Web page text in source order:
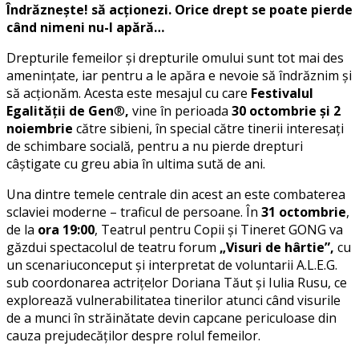
Îndrăznește! să acționezi. Orice drept se poate pierde
când nimeni nu-l apără…
Drepturile femeilor și drepturile omului sunt tot mai des
amenințate, iar pentru a le apăra e nevoie să îndrăznim și
să acționăm. Acesta este mesajul cu care Festivalul
Egalității de Gen®, vine în perioada 30 octombrie și 2
noiembrie către sibieni, în special către tinerii interesați
de schimbare socială, pentru a nu pierde drepturi
câștigate cu greu abia în ultima sută de ani.
Una dintre temele centrale din acest an este combaterea
sclaviei moderne – traficul de persoane. În 31 octombrie,
de la ora 19:00, Teatrul pentru Copii și Tineret GONG va
găzdui spectacolul de teatru forum „Visuri de hârtie”, cu
un scenariuconceput și interpretat de voluntarii A.L.E.G.
sub coordonarea actrițelor Doriana Tăut și Iulia Rusu, ce
explorează vulnerabilitatea tinerilor atunci când visurile
de a munci în străinătate devin capcane periculoase din
cauza prejudecăților despre rolul femeilor.